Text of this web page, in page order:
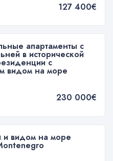
127 400€
апартаменты с
в исторической
с
видом на море
230 000€
и видом на море